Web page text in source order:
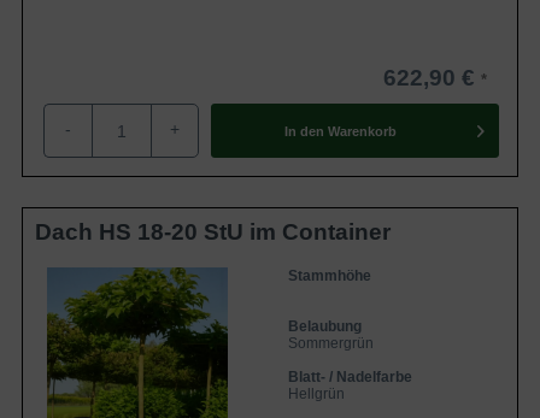
622,90 €
- + In den Warenkorb
Dach HS 18-20 StU im Container
Stammhöhe
Belaubung
Sommergrün
Blatt- / Nadelfarbe
Hellgrün